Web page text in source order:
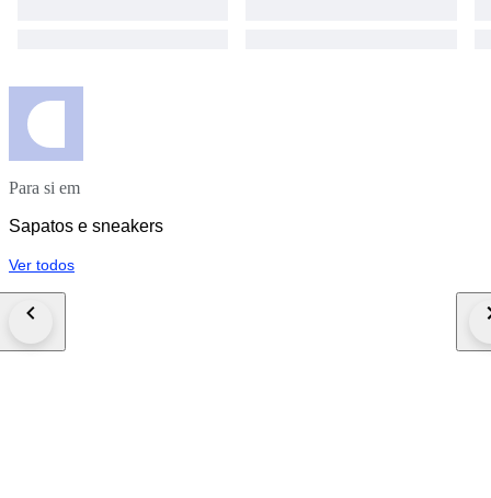
Para si em
Sapatos e sneakers
Ver todos